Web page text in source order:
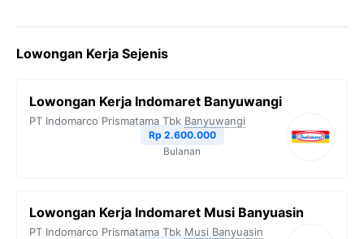
e
o
t
e
e
r
t
A
y
i
n
k
Lowongan Kerja Sejenis
Lowongan Kerja Indomaret Banyuwangi
PT Indomarco Prismatama Tbk Banyuwangi
Rp 2.600.000
Bulanan
Lowongan Kerja Indomaret Musi Banyuasin
PT Indomarco Prismatama Tbk Musi Banyuasin